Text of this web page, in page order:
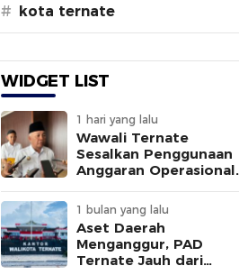
# kota ternate
WIDGET LIST
1 hari yang lalu
Wawali Ternate
Sesalkan Penggunaan
Anggaran Operasional
Sepengetahuannya
1 bulan yang lalu
Aset Daerah
Menganggur, PAD
Ternate Jauh dari